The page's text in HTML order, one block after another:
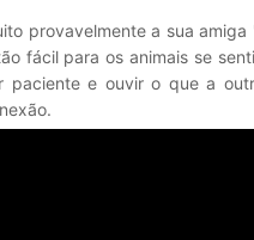
provavelmente a sua
fácil para os animais se
paciente e ouvir o que a